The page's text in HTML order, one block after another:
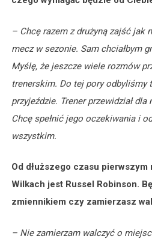
– Chcę razem z drużyną zajść jak
mecz w sezonie. Sam chciałbym
Myślę, że jeszcze wiele rozmów
trenerskim. Do tej pory odbyliśmy
przyjeździe. Trener przewidział
Chcę spełnić jego oczekiwania i
wszystkim.
Od dłuższego czasu pierwszym
Wilkach jest Russel Robinson.
zmiennikiem czy zamierzasz
– Nie zamierzam walczyć o